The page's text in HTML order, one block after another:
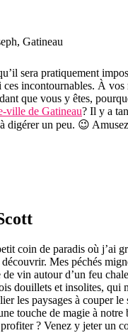
Gatineau
sera pratiquement
incontournables. À vos
que vous y êtes,
ville de Gatineau? Il y a
digérer un peu. 😉
coin de paradis où j’ai
Mes péchés
vin autour d’un feu
douillets et insolites, qui
les paysages à couper
touche de magie à notre
? Venez y jeter un